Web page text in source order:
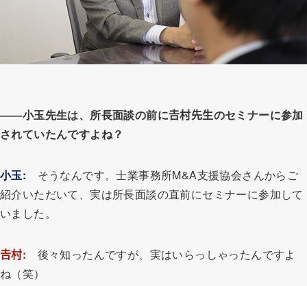
――小玉先生は、所長面談の前に𠮷村先生のセミナーに参加
されていたんですよね？
小玉: そうなんです。士業事務所M&A支援協会さんからご
紹介いただいて、実は所長面談の直前にセミナーに参加して
いました。
𠮷村: 後々知ったんですが、実はいらっしゃったんですよ
ね（笑）